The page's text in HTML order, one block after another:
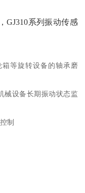
GJ310系列振动传感
等旋转设备的轴承磨
械设备长期振动状态监
制